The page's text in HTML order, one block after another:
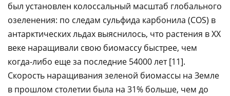
был установлен колоссальный масштаб глобального
озеленения: по следам сульфида карбонила (COS) в
антарктических льдах выяснилось, что растения в XX
веке наращивали свою биомассу быстрее, чем
когда-либо еще за последние 54000 лет [11].
Скорость наращивания зеленой биомассы на Земле
в прошлом столетии была на 31% больше, чем до